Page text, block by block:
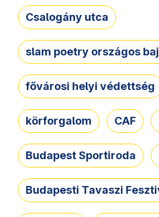
Csalogány utca
slam poetry országos
fővárosi helyi védettség
körforgalom CAF
Budapest Sportiroda
Budapesti Tavaszi